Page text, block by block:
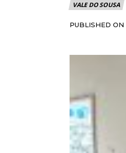
VALE DO SOUSA
PUBLISHED ON